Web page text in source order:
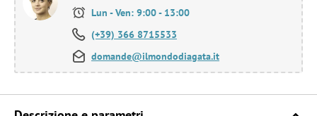
Lun - Ven: 9:00 - 13:00
(+39) 366 8715533
domande@ilmondodiagata.it